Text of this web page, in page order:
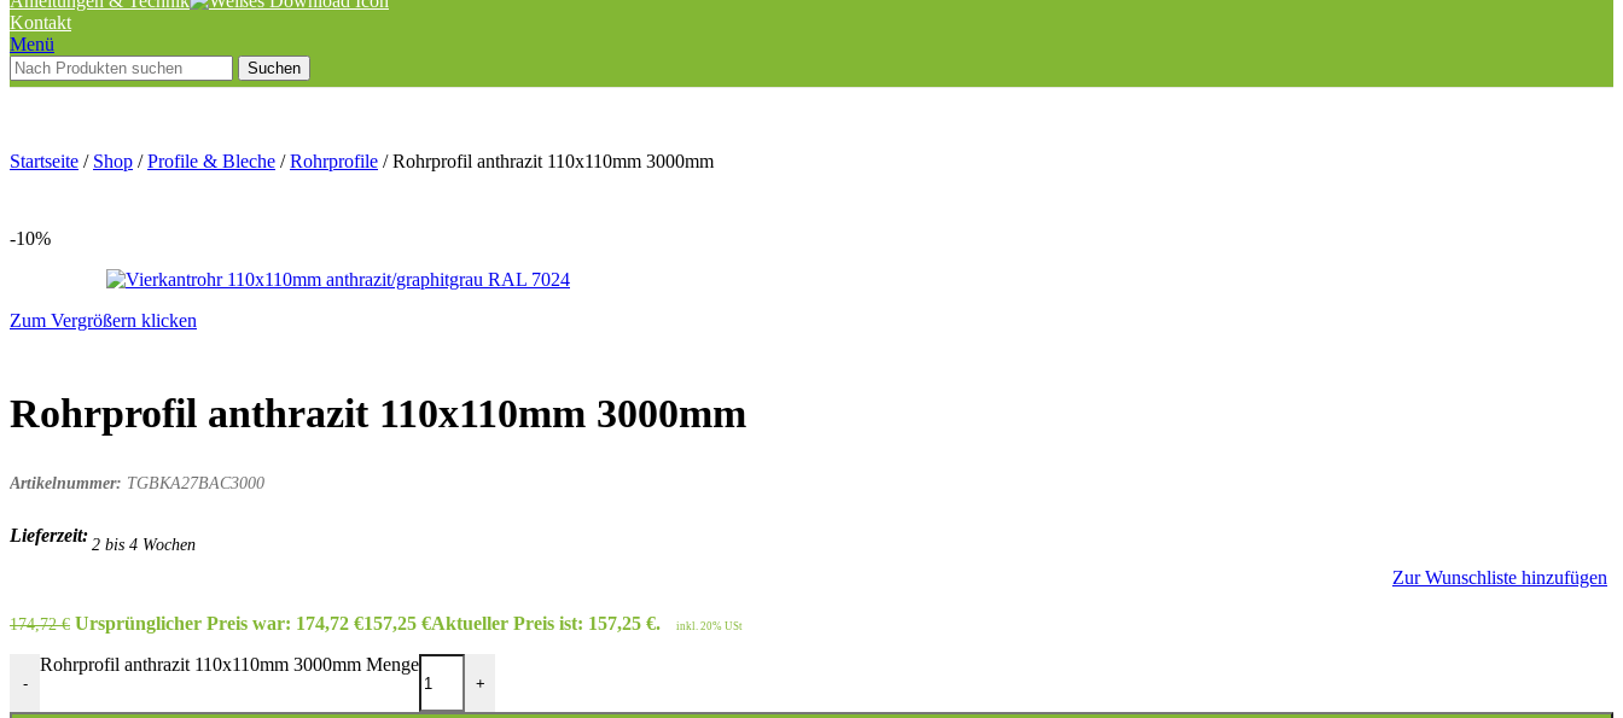
Kontakt
Menü
Suchen
Startseite / Shop /Profile & Bleche /Rohrprofile /Rohrprofil anthrazit 110x110mm 3000mm
-10%
Zum Vergrößern klicken
Rohrprofil anthrazit 110x110mm 3000mm
Artikelnummer: TGBKA27BAC3000
Lieferzeit: 2 bis 4 Wochen
Zur Wunschliste hinzufügen
174,72€ Ursprünglicher Preis war: 174,72 €157,25 €Aktueller Preis ist: 157,25 €. inkl. 20% USt
-
Rohrprofil anthrazit 110x110mm 3000mm Menge
+